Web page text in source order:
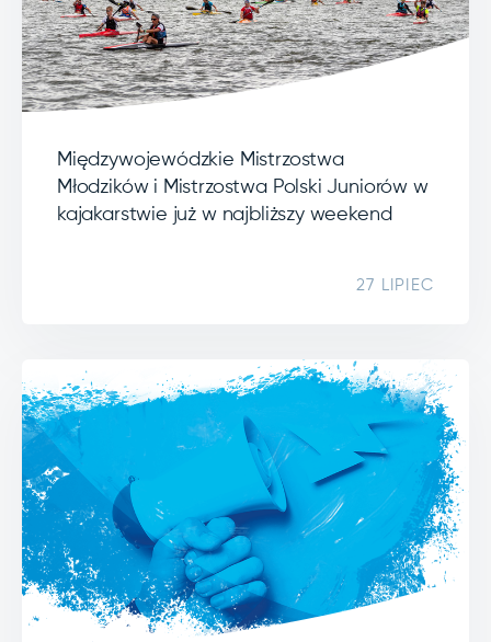
Międzywojewódzkie Mistrzostwa
Młodzików i Mistrzostwa Polski Juniorów w
kajakarstwie już w najbliższy weekend
27 LIPIEC